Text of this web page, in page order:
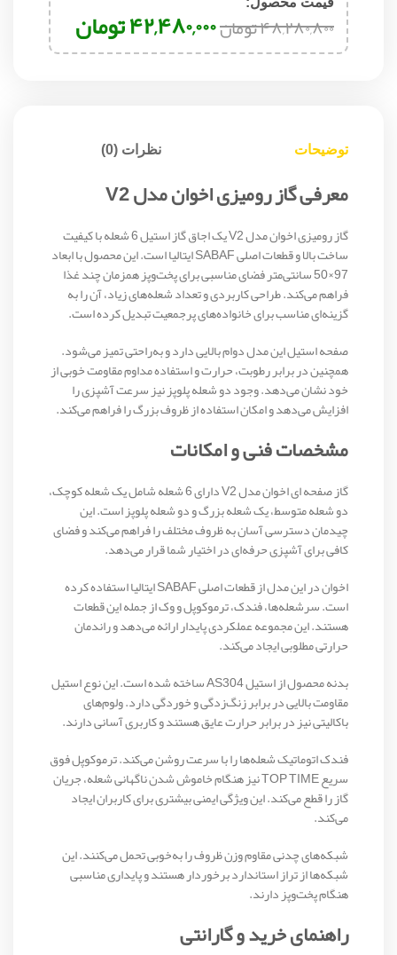
۴۸,۲۸۰,۸۰۰تومان۴۲,۴۸۰,۰۰۰تومان
توضیحات نظرات (0)
معرفی گاز رومیزی اخوان مدل V2
گاز رومیزی اخوان مدل V2 یک اجاق گاز استیل 6 شعله با کیفیت
ساخت بالا و قطعات اصلی SABAF ایتالیا است. این محصول با ابعاد
97×50 سانتی‌متر فضای مناسبی برای پخت‌وپز همزمان چند غذا
فراهم می‌کند. طراحی کاربردی و تعداد شعله‌های زیاد، آن را به
گزینه‌ای مناسب برای خانواده‌های پرجمعیت تبدیل کرده است.
صفحه استیل این مدل دوام بالایی دارد و به‌راحتی تمیز می‌شود.
همچنین در برابر رطوبت، حرارت و استفاده مداوم مقاومت خوبی از
خود نشان می‌دهد. وجود دو شعله پلوپز نیز سرعت آشپزی را
افزایش می‌دهد و امکان استفاده از ظروف بزرگ را فراهم می‌کند.
مشخصات فنی و امکانات
گاز صفحه ای اخوان مدل V2 دارای 6 شعله شامل یک شعله کوچک،
دو شعله متوسط، یک شعله بزرگ و دو شعله پلوپز است. این
چیدمان دسترسی آسان به ظروف مختلف را فراهم می‌کند و فضای
کافی برای آشپزی حرفه‌ای در اختیار شما قرار می‌دهد.
اخوان در این مدل از قطعات اصلی SABAF ایتالیا استفاده کرده
است. سرشعله‌ها، فندک، ترموکوپل و وک از جمله این قطعات
هستند. این مجموعه عملکردی پایدار ارائه می‌دهد و راندمان
حرارتی مطلوبی ایجاد می‌کند.
بدنه محصول از استیل AS304 ساخته شده است. این نوع استیل
مقاومت بالایی در برابر زنگ‌زدگی و خوردگی دارد. ولوم‌های
باکالیتی نیز در برابر حرارت عایق هستند و کاربری آسانی دارند.
فندک اتوماتیک شعله‌ها را با سرعت روشن می‌کند. ترموکوپل فوق
سریع TOP TIME نیز هنگام خاموش شدن ناگهانی شعله، جریان
گاز را قطع می‌کند. این ویژگی ایمنی بیشتری برای کاربران ایجاد
می‌کند.
شبکه‌های چدنی مقاوم وزن ظروف را به‌خوبی تحمل می‌کنند. این
شبکه‌ها از تراز استاندارد برخوردار هستند و پایداری مناسبی
هنگام پخت‌وپز دارند.
راهنمای خرید و گارانتی